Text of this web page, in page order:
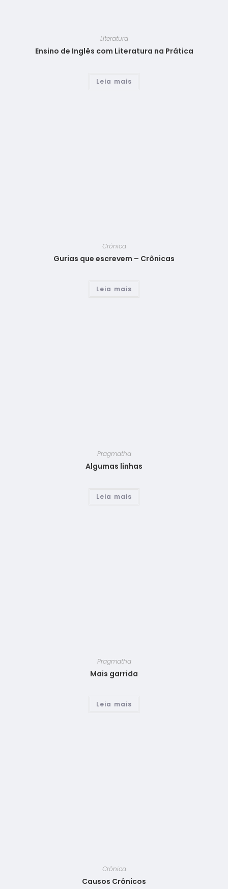
Literatura
Ensino de Inglês com Literatura na Prática
Leia mais
Crônica
Gurias que escrevem – Crônicas
Leia mais
Pragmatha
Algumas linhas
Leia mais
Pragmatha
Mais garrida
Leia mais
Crônica
Causos Crônicos